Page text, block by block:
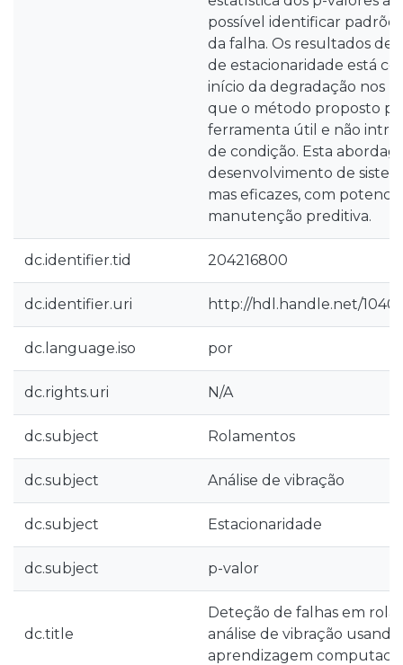
possível identificar
da falha. Os resultados
de estacionaridade está
início da degradação nos
que o método proposto
ferramenta útil e não
de condição. Esta
desenvolvimento de
mas eficazes, com
manutenção preditiva.
dc.identifier.tid 204216800
dc.identifier.uri http://hdl.handle.net/
dc.language.iso por
dc.rights.uri N/A
dc.subject Rolamentos
dc.subject Análise de vibração
dc.subject Estacionaridade
dc.subject p-valor
dc.title
Deteção de falhas em
análise de vibração
aprendizagem